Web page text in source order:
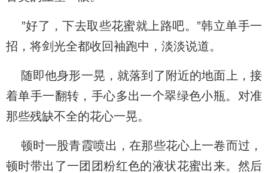
”好了，下去取些花蜜就上路吧。”韩立单手一
招，将剑光全都收回袖跑中，淡淡说道。
随即他身形一晃，就落到了附近的地面上，接
着单手一翻转，手心多出一个翠绿色小瓶。对准
那些残缺不全的花心一晃。
顿时一股青霞喷出，在那些花心上一卷而过，
顿时带出了一团团粉红色的液状花蜜出来。然后